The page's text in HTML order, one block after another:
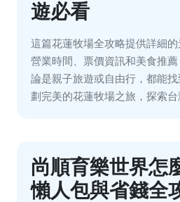
遊必看
這篇花蓮牧場全攻略提供詳細的
營業時間、票價資訊和美食推
論是親子旅遊或自由行，都能
劃完美的花蓮牧場之旅，探索台
尚順育樂世界怎
懶人包與省錢全